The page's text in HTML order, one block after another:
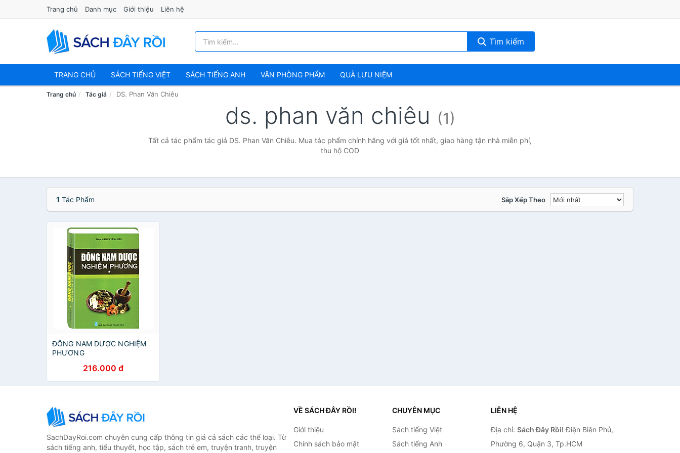
Trang chủ Danh mục Giới thiệu Liên hệ
Tìm kiếm
TRANG CHỦ SÁCH TIẾNG VIỆT SÁCH TIẾNG ANH VĂN PHÒNG PHẨM QUÀ LƯU NIỆM
Trang chủ Tác giả DS. Phan Văn Chiêu
ds. phan văn chiêu (1)
Tất cả tác phẩm tác giả DS. Phan Văn Chiêu. Mua tác phẩm chính hãng với giá tốt nhất, giao hàng tận nhà miễn phí,
thu hộ COD
1 Tác Phẩm Sắp Xếp Theo
ĐÔNG NAM DƯỢC NGHIỆM
PHƯƠNG
216.000 đ
SachDayRoi.com chuyên cung cấp thông tin giá cả sách các thể loại. Từ
sách tiếng anh, tiểu thuyết, học tập, sách trẻ em, truyện tranh, truyện
VỀ SÁCH ĐÂY RỒI!
Giới thiệu
Chính sách bảo mật
CHUYÊN MỤC
Sách tiếng Việt
Sách tiếng Anh
LIÊN HỆ
Địa chỉ: Sách Đây Rồi! Điện Biên Phủ,
Phường 6, Quận 3, Tp.HCM